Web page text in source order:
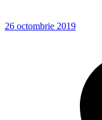
26 octombrie 2019